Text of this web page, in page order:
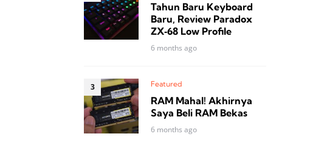
Tahun Baru Keyboard
Baru, Review Paradox
ZX‑68 Low Profile
6 months ago
Featured
RAM Mahal! Akhirnya
Saya Beli RAM Bekas
6 months ago